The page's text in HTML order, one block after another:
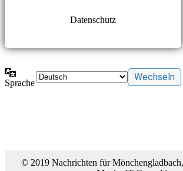
Datenschutz
Sprache
© 2019 Nachrichten für